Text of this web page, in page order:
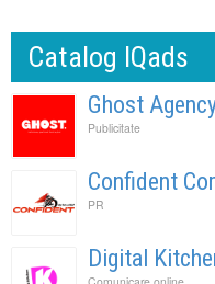
Catalog IQads
Ghost
Publicitate
Confident
PR
Digital